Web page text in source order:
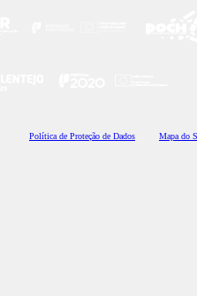
Política de Proteção de Dados Mapa do